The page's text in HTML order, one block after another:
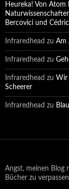
Heureka! Von Atom
Bercovici und
Infraredhead zu Am
Infraredhead zu
Infraredhead zu Wir
Scheerer
Infraredhead zu
Angst, meinen Blog
Bücher zu